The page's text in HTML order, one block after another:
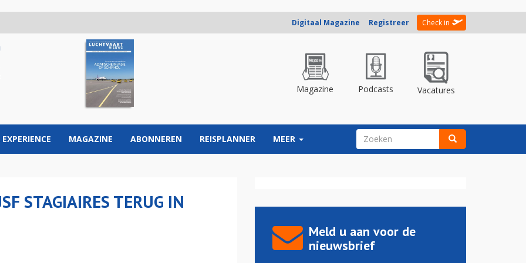
Digitaal Magazine Registreer Check in
Magazine Podcasts Vacatures
EXPERIENCE MAGAZINE ABONNEREN REISPLANNER MEER ZOEKVELD
STAGIAIRES TERUG IN
Meld u aan voor de
nieuwsbrief